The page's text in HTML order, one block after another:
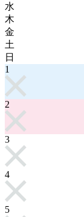
水
木
金
土
日
1
2
3
4
5